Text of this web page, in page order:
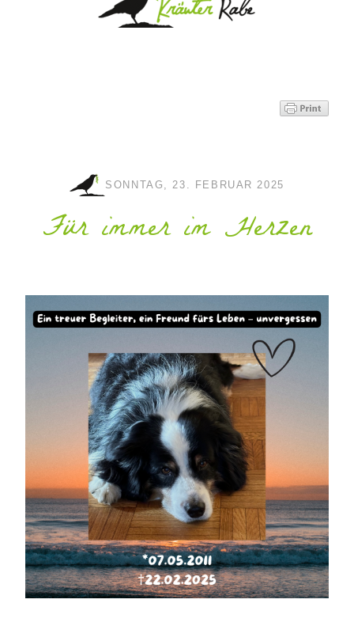
SONNTAG, 23. FEBRUAR 2025
Für immer im Herzen